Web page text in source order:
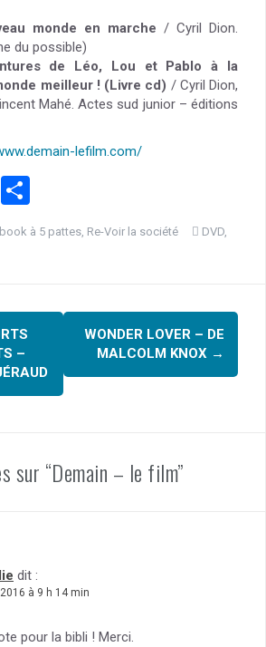
monde en marche / Cyril Dion.
du possible)
de Léo, Lou et Pablo à la
meilleur ! (Livre cd) / Cyril Dion,
Mahé. Actes sud junior – éditions
lefilm.com/
Pi
nt
ar
ta
er
à 5 pattes, Re-Voir la société DVD,
–
WONDER LOVER – DE
MALCOLM KNOX →
sur “Demain – le film”
dit :
à 9 h 14 min
pour la bibli ! Merci.